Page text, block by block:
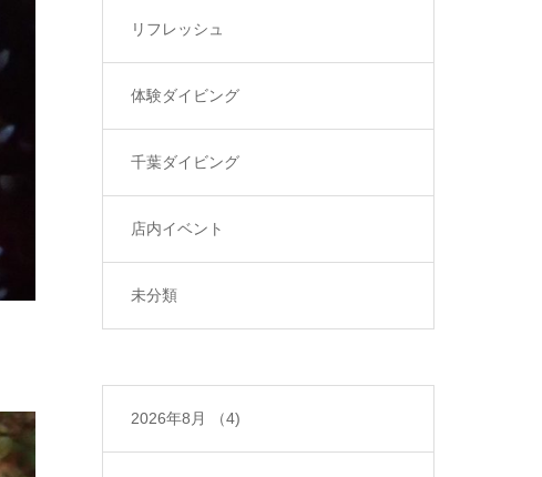
リフレッシュ
体験ダイビング
千葉ダイビング
店内イベント
未分類
2026年8月 （4)